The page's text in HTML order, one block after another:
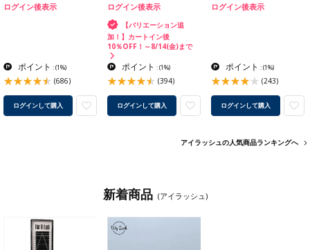
ログイン後表示
ポイント :(1%)
(686)
ログインして購入
ログイン後表示
【バリエーション追
加！】カートイン後
10％OFF！～8/14(金)まで
ポイント :(1%)
(394)
ログインして購入
ログイン後表示
ポイント :(1%)
(243)
ログインして購入
アイラッシュの人気商品ランキングへ
新着商品 (アイラッシュ)